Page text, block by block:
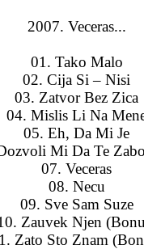
2007. Veceras...
01. Tako Malo
02. Cija Si – Nisi
03. Zatvor Bez Zica
04. Mislis Li Na
05. Eh, Da Mi Je
Mi Da Te
07. Veceras
08. Necu
09. Sve Sam Suze
Zauvek Njen
Zato Sto Znam